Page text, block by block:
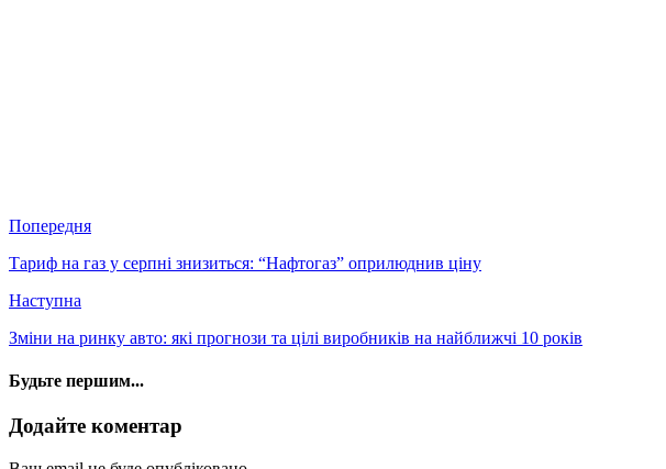
Попередня
Тариф на газ у серпні знизиться: “Нафтогаз” оприлюднив ціну
Наступна
Зміни на ринку авто: які прогнози та цілі виробників на найближчі 10 років
Будьте першим...
Додайте коментар